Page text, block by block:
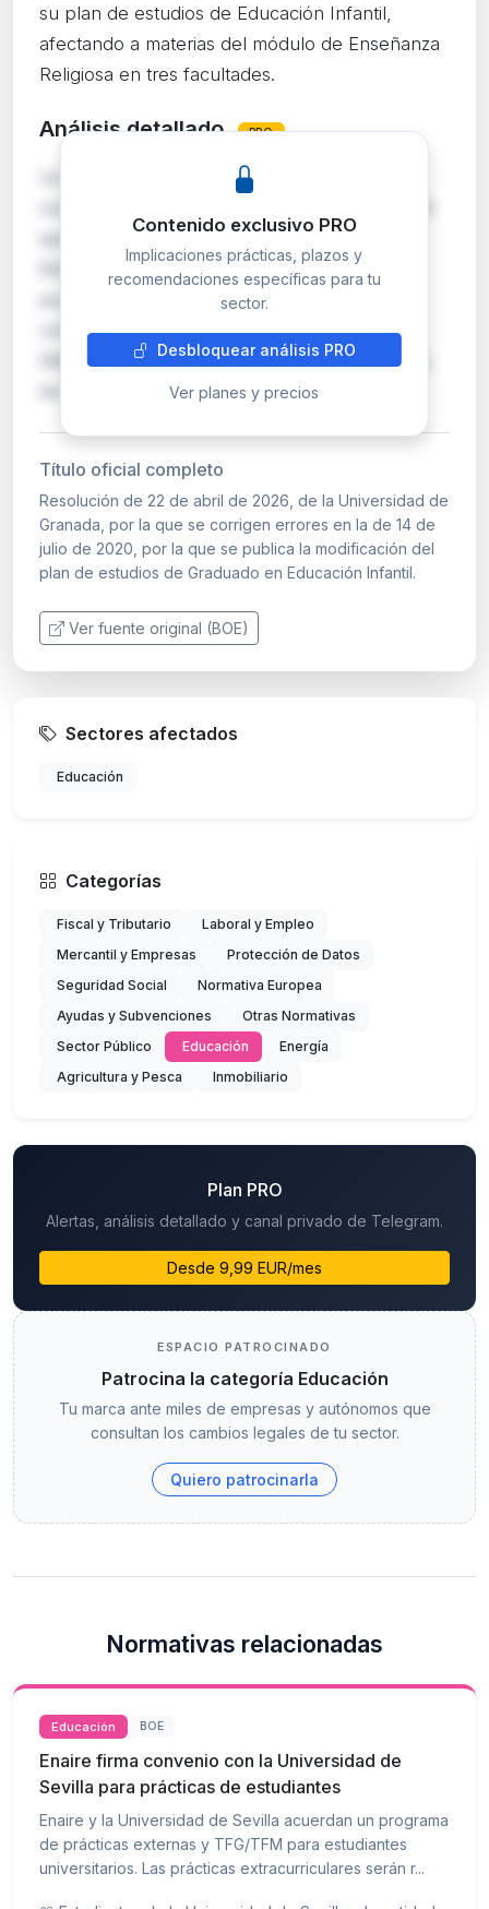
su plan de estudios de Educación Infantil,
afectando a materias del módulo de Enseñanza
Religiosa en tres facultades.
Análisis detallado PRO
La Universidad de Granada publica una
que modificó el plan de estudios del Grado en
Educación Infantil. La rectificación afecta al
punto 3 sobre la estructura del plan,
concretamente a las materias 'Pedagogía y
Didáctica de la Religión en la Escuela' e 'Iglesia,
Contenido exclusivo PRO
Implicaciones prácticas, plazos y
recomendaciones específicas para tu
sector.
Desbloquear análisis PRO
Ver planes y precios
Título oficial completo
Resolución de 22 de abril de 2026, de la Universidad de
Granada, por la que se corrigen errores en la de 14 de
julio de 2020, por la que se publica la modificación del
plan de estudios de Graduado en Educación Infantil.
Ver fuente original (BOE)
Sectores afectados
Educación
Categorías
Fiscal y Tributario
Laboral y Empleo
Mercantil y Empresas
Protección de Datos
Seguridad Social
Normativa Europea
Ayudas y Subvenciones
Otras Normativas
Sector Público
Educación
Energía
Agricultura y Pesca
Inmobiliario
Plan PRO
Alertas, análisis detallado y canal privado de Telegram.
Desde 9,99 EUR/mes
ESPACIO PATROCINADO
Patrocina la categoría Educación
Tu marca ante miles de empresas y autónomos que
consultan los cambios legales de tu sector.
Quiero patrocinarla
Normativas relacionadas
Educación BOE
Enaire firma convenio con la Universidad de
Sevilla para prácticas de estudiantes
Enaire y la Universidad de Sevilla acuerdan un programa
de prácticas externas y TFG/TFM para estudiantes
universitarios. Las prácticas extracurriculares serán r...